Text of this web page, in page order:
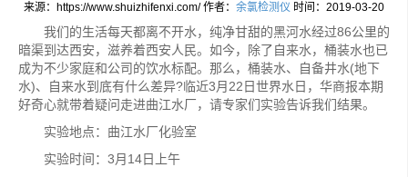
来源：https://www.shuizhifenxi.com/ 作者： 余氯检测仪 时间：2019-03-20
我们的生活每天都离不开水，纯净甘甜的黑河水经过86公里的
暗渠到达西安，滋养着西安人民。如今，除了自来水，桶装水也已
成为不少家庭和公司的饮水标配。那么，桶装水、自备井水(地下
水)、自来水到底有什么差异?临近3月22日世界水日，华商报本期
好奇心就带着疑问走进曲江水厂，请专家们实验告诉我们结果。
实验地点：曲江水厂化验室
实验时间：3月14日上午